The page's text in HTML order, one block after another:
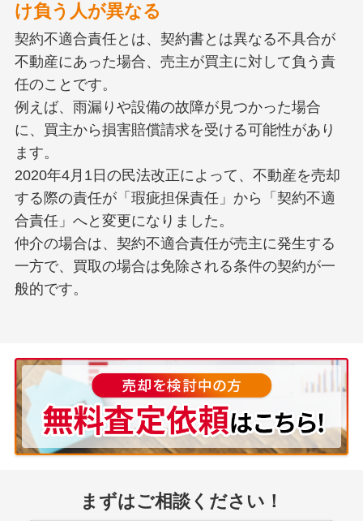
け負う人が異なる
契約不適合責任とは、契約書とは異なる不具合が
不動産にあった場合、売主が買主に対して負う責
任のことです。
例えば、雨漏りや設備の故障が見つかった場合
に、買主から損害賠償請求を受ける可能性があり
ます。
2020年4月1日の民法改正によって、不動産を売却
する際の責任が「瑕疵担保責任」から「契約不適
合責任」へと変更になりました。
仲介の場合は、契約不適合責任が売主に発生する
一方で、買取の場合は免除される条件の契約が一
般的です。
まずはご相談ください！